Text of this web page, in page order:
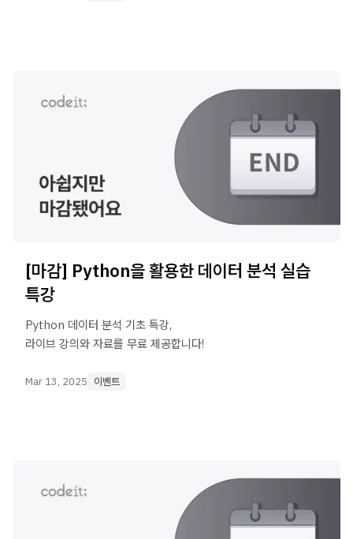
[마감] Python을 활용한 데이터 분석 실습
특강
Python 데이터 분석 기초 특강,
라이브 강의와 자료를 무료 제공합니다!
Mar 13, 2025 이벤트